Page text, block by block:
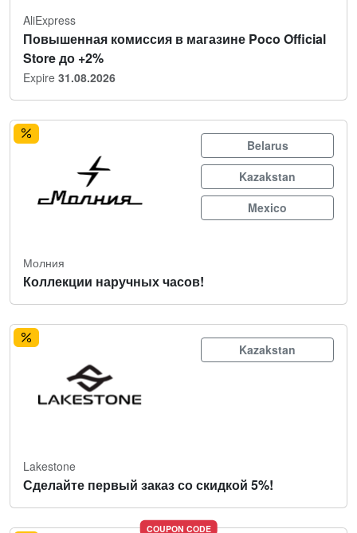
AliExpress
Повышенная комиссия в магазине Poco Official
Store до +2%
Expire 31.08.2026
Belarus
Kazakstan
Mexico
Молния
Коллекции наручных часов!
Kazakstan
Lakestone
Сделайте первый заказ со скидкой 5%!
COUPON CODE